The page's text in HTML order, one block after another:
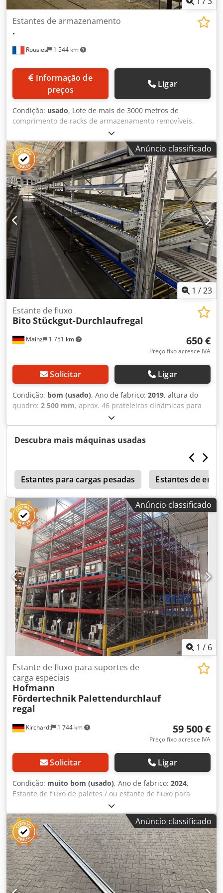
Rousies 1 544 km
Estantes de armazenamento
.
preços
Ligar
Condição: usado, Lote de mais de 3000 metros de
comprimento de racks de armazenamento removíveis.
Comprimento: 260 - 360 cm Crsdeuru T Tjpfx Amvsf
Largura: 80 - 110 cm Altura: 200 - 650 cm Comprimento:
260 - 360 cm Altura: 200 - 650 cm
Anúncio classificado
1 /23
Mainz 1 751 km
Estante de fluxo
BitoStückgut-Durchlaufregal
650 €
Preço fixo acresce IVA
Solicitar Ligar
Condição: bom (usado), Ano de fabrico: 2019, altura do
quadro: 2 500 mm, aprox. 46 prateleiras dinâmicas para
caixas e contentores, estante de preparação, Bito – usado -
: Preço por módulo ex works: 650,- € (líquido), incluindo
desmontagem, etc. Fabricante: Bito Tipo: Estante dinâmica
para mercadorias unitárias Ano de fabrico: 2019 Tipo de
montante: SP2 Dimensões: Cjdpfx Amozd Tqnjvsrf Largura
do módulo: aprox. 2 m, a segunda largura de módulo
ainda será determinada Altura dos quadros frontais: 2,50
m 4 a 5 níveis de fluxo por módulo aprox. 10 pistas de
roletes e 5 divisores por nível, nas prateleiras superiores
aprox. 18 pistas de roletes e 5 divisores Profundidade da
pista de roletes: aprox. 3,16 m, o nível inferior de um lado
é ainda mais profundo Capacidade da prateleira: máx. 500
kg Capacidade do módulo: máx. 2.500 kg Uma instalação
composta por 2x 15 módulos, a outra por 2x 8 módulos
Condição: boa Disponível: de imediato (requer
desmontagem) Localização: Mainz A técnica de transporte
visível não faz parte da oferta, mas também está
disponível para venda!
Descubra mais máquinas usadas
Estantes para cargas pesadas Estantes de
Anúncio classificado
1 / 6
Kirchardt 1 744 km
Estante de fluxo para suportes de
carga especiais
Hofmann
Fördertechnik Palettendurchlauf
regal
59 500 €
Preço fixo acresce IVA
Solicitar Ligar
Condição: muito bom (usado), Ano de fabrico: 2024,
Estante de fluxo de paletes / ou estante de fluxo para
transportadores de carga especiais 1,40m x 1,20m, máx.
700 kg, espaço para 300 transportadores de carga – usado
-: Preço ex-local: € 59.500 (líquido), incluindo
desmontagem, etc.! Fornecedor: Hofmann Fördertechnik
GmbH Fornecedor de transportadores de rolos: Fluxus
Solutions GmbH Ano de construção: junho de 2024 Largura
do compartimento: FW I: 1.398 mm (campo com um
transportador de rolos) – 1 campo disponível Cedov
Uzgispfx Amverf Largura do compartimento FW II: 2.798
Anúncio classificado